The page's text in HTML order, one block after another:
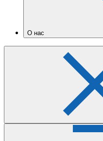
О нас